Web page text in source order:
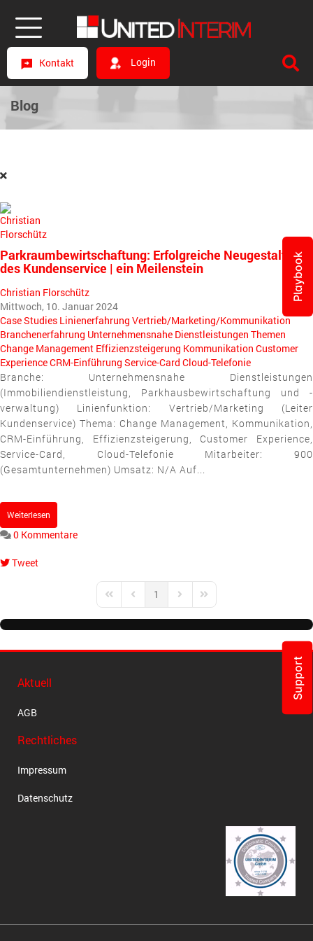
Kontakt Login
Blog
Parkraumbewirtschaftung: Erfolgreiche Neugestaltung
des Kundenservice | ein Meilenstein
Christian Florschütz
Mittwoch, 10. Januar 2024
Case Studies Linienerfahrung Vertrieb/Marketing/Kommunikation
Branchenerfahrung Unternehmensnahe Dienstleistungen Themen
Change Management Effizienzsteigerung Kommunikation Customer
ExperienceCRM-Einführung Service-Card Cloud-Telefonie
Branche: Unternehmensnahe Dienstleistungen
(Immobiliendienstleistung, Parkhausbewirtschaftung und -
verwaltung) Linienfunktion: Vertrieb/Marketing (Leiter
Kundenservice) Thema: Change Management, Kommunikation,
CRM-Einführung, Effizienzsteigerung, Customer Experience,
Service-Card, Cloud-Telefonie Mitarbeiter: 900
(Gesamtunternehmen) Umsatz: N/A Auf...
Weiterlesen
0 Kommentare
Tweet
First PagePrevious Page
1 Next PageLast Page
Aktuell
AGB
Rechtliches
Impressum
Datenschutz
Playbook
Support